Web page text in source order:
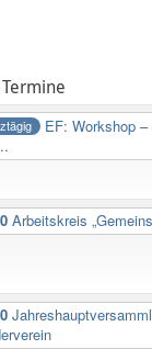
EF: Workshop
Arbeitskreis